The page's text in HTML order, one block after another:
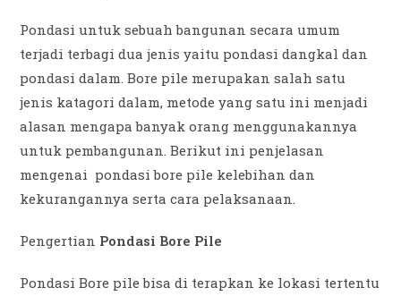
Pondasi untuk sebuah bangunan secara umum
terjadi terbagi dua jenis yaitu pondasi dangkal dan
pondasi dalam. Bore pile merupakan salah satu
jenis katagori dalam, metode yang satu ini menjadi
alasan mengapa banyak orang menggunakannya
untuk pembangunan. Berikut ini penjelasan
mengenai pondasi bore pile kelebihan dan
kekurangannya serta cara pelaksanaan.
Pengertian Pondasi Bore Pile
Pondasi Bore pile bisa di terapkan ke lokasi tertentu